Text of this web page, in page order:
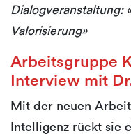
Dialogveranstaltung:
Valorisierung»
Arbeitsgruppe
Interview mit
Mit der neuen
Intelligenz rückt sie